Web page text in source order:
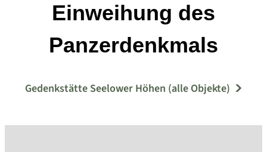
Einweihung des
Panzerdenkmals
Gedenkstätte Seelower Höhen (alle Objekte)